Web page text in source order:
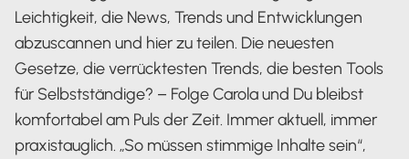
Leichtigkeit, die News, Trends und Entwicklungen
abzuscannen und hier zu teilen. Die neuesten
Gesetze, die verrücktesten Trends, die besten Tools
für Selbstständige? – Folge Carola und Du bleibst
komfortabel am Puls der Zeit. Immer aktuell, immer
praxistauglich. „So müssen stimmige Inhalte sein“,